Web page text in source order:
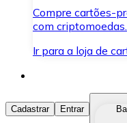
Compre cartões-
com criptomoedas.
Ir para a loja de
Comprar
Cadastrar Entrar